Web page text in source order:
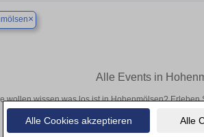
Alle Cookies akzeptieren Alle
×
Alle Events in
wollen wissen was los ist in Hohenmölsen?
Theateraufführungen oder aufregende